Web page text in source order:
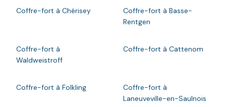
Coffre-fort à Chérisey
Coffre-fort à Basse-
Rentgen
Coffre-fort à
Waldweistroff
Coffre-fort à Cattenom
Coffre-fort à Folkling
Coffre-fort à
Laneuveville-en-Saulnois